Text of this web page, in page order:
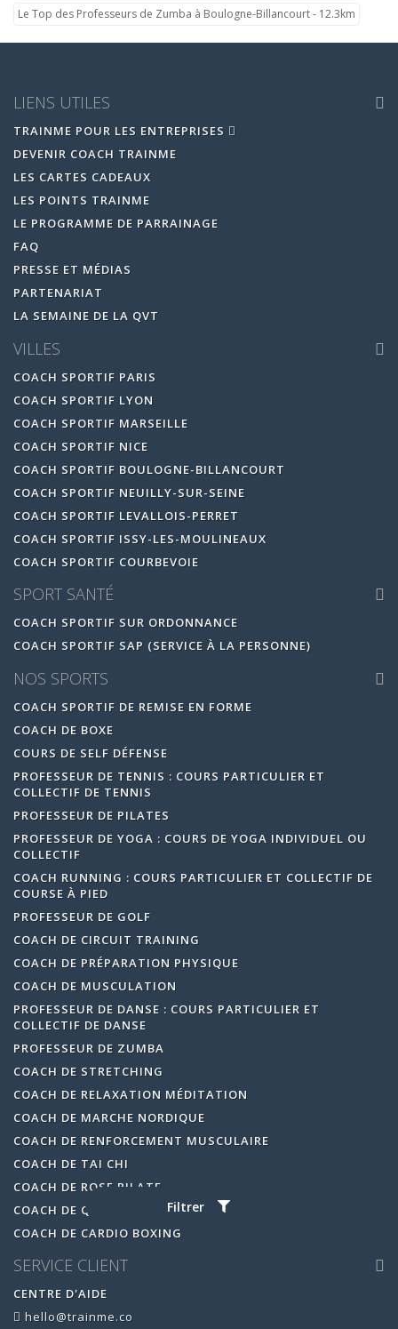
Filtrer
Le Top des Professeurs de Zumba à Boulogne-Billancourt - 12.3km
LIENS UTILES
TRAINME POUR LES ENTREPRISES
DEVENIR COACH TRAINME
LES CARTES CADEAUX
LES POINTS TRAINME
LE PROGRAMME DE PARRAINAGE
FAQ
PRESSE ET MÉDIAS
PARTENARIAT
LA SEMAINE DE LA QVT
VILLES
COACH SPORTIF PARIS
COACH SPORTIF LYON
COACH SPORTIF MARSEILLE
COACH SPORTIF NICE
COACH SPORTIF BOULOGNE-BILLANCOURT
COACH SPORTIF NEUILLY-SUR-SEINE
COACH SPORTIF LEVALLOIS-PERRET
COACH SPORTIF ISSY-LES-MOULINEAUX
COACH SPORTIF COURBEVOIE
SPORT SANTÉ
COACH SPORTIF SUR ORDONNANCE
COACH SPORTIF SAP (SERVICE À LA PERSONNE)
NOS SPORTS
COACH SPORTIF DE REMISE EN FORME
COACH DE BOXE
COURS DE SELF DÉFENSE
PROFESSEUR DE TENNIS : COURS PARTICULIER ET
COLLECTIF DE TENNIS
PROFESSEUR DE PILATES
PROFESSEUR DE YOGA : COURS DE YOGA INDIVIDUEL OU
COLLECTIF
COACH RUNNING : COURS PARTICULIER ET COLLECTIF DE
COURSE À PIED
PROFESSEUR DE GOLF
COACH DE CIRCUIT TRAINING
COACH DE PRÉPARATION PHYSIQUE
COACH DE MUSCULATION
PROFESSEUR DE DANSE : COURS PARTICULIER ET
COLLECTIF DE DANSE
PROFESSEUR DE ZUMBA
COACH DE STRETCHING
COACH DE RELAXATION MÉDITATION
COACH DE MARCHE NORDIQUE
COACH DE RENFORCEMENT MUSCULAIRE
COACH DE TAI CHI
COACH DE ROSE PILATE
COACH DE QI GONG
COACH DE CARDIO BOXING
SERVICE CLIENT
CENTRE D'AIDE
hello@trainme.co